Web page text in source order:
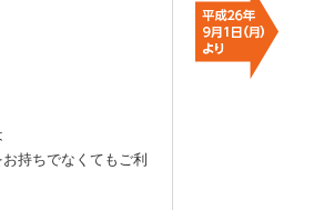
持ちでなくてもご利